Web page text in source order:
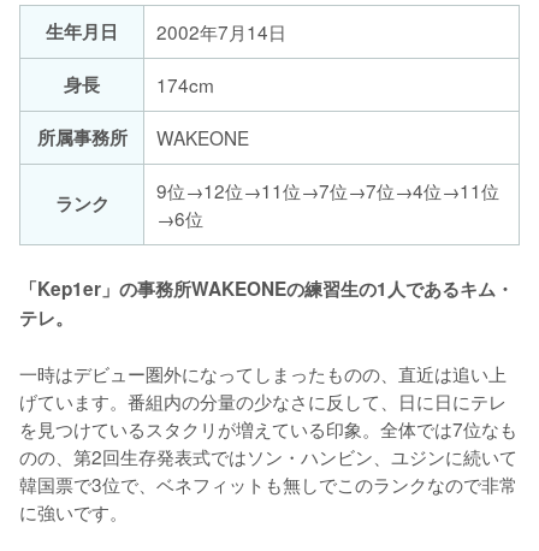
生年月日
2002年7月14日
身長
174cm
所属事務所
WAKEONE
ランク
9位→12位→11位→7位→7位→4位→11位
→6位
「Kep1er」の事務所WAKEONEの練習生の1人であるキム・
テレ。
一時はデビュー圏外になってしまったものの、直近は追い上
げています。番組内の分量の少なさに反して、日に日にテレ
を見つけているスタクリが増えている印象。全体では7位なも
のの、第2回生存発表式ではソン・ハンビン、ユジンに続いて
韓国票で3位で、ベネフィットも無しでこのランクなので非常
に強いです。